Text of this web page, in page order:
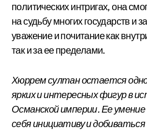
политических интригах, она
на судьбу многих государств и
уважение и почитание как
так и за ее пределами.
Хюррем султан остается
ярких и интересных фигур в
Османской империи. Ее
себя инициативу и добиваться